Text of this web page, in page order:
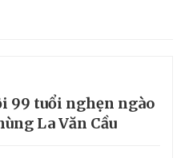
99 tuổi nghẹn ngào
La Văn Cầu